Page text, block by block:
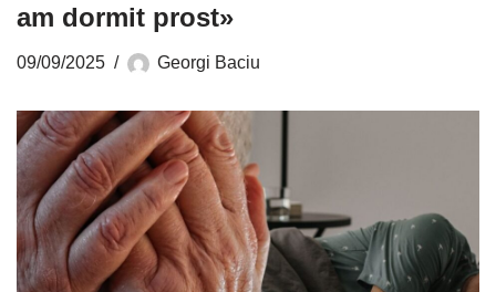
am dormit prost»
09/09/2025 Georgi Baciu